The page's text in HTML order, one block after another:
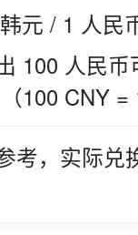
元 / 1 人民
100 人民
100 CNY =
考，实际